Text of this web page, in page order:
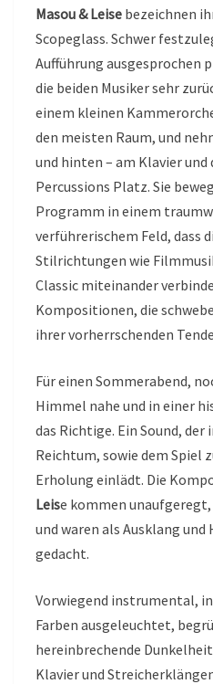
Masou & Leise bezeichnen
Scopeglass. Schwer
Aufführung ausgesprochen
die beiden Musiker sehr
einem kleinen
den meisten Raum, und
und hinten – am Klavier und
Percussions Platz. Sie
Programm in einem
verführerischem Feld, dass
Stilrichtungen wie
Classic miteinander
Kompositionen, die
ihrer vorherrschenden
Für einen Sommerabend,
Himmel nahe und in einer
das Richtige. Ein Sound, der
Reichtum, sowie dem Spiel
Erholung einlädt. Die
Leise kommen
und waren als Ausklang und
gedacht.
Vorwiegend instrumental,
Farben ausgeleuchtet,
hereinbrechende
Klavier und